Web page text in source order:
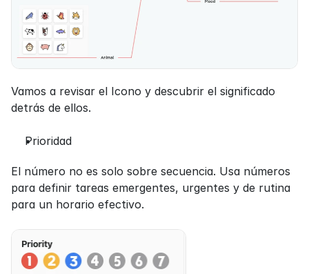
Vamos a revisar el Icono y descubrir el significado
detrás de ellos.
Prioridad
El número no es solo sobre secuencia. Usa números
para definir tareas emergentes, urgentes y de rutina
para un horario efectivo.